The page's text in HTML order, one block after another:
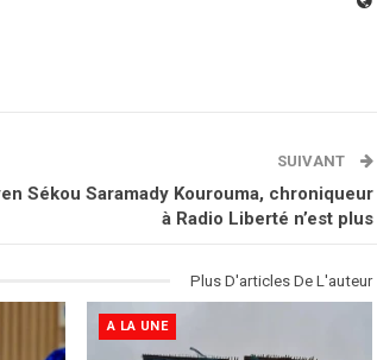
SUIVANT
Sékou Saramady Kourouma, chroniqueur
à Radio Liberté n’est plus
Plus D'articles De L'auteur
A LA UNE